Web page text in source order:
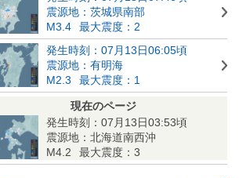
震源地：茨城県南部
M3.4
最大震度：2
発生時刻：07月13日06:05頃
震源地：有明海
M2.3
最大震度：1
現在のページ
発生時刻：07月13日03:53頃
震源地：北海道南西沖
M4.2
最大震度：3